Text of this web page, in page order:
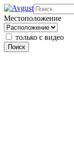
Местоположение
только с видео
Поиск